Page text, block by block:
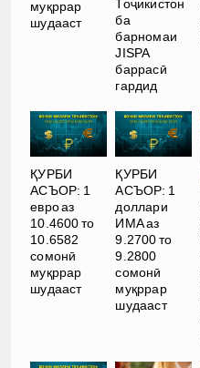
муқррар
шудааст
Тоҷикистон
ба
барномаи
JISPA
баррасӣ
гардид
ҚУРБИ
АСЪОР: 1
евро аз
10.4600 то
10.6582
сомонӣ
муқррар
шудааст
ҚУРБИ
АСЪОР: 1
доллари
ИМА аз
9.2700 то
9.2800
сомонӣ
муқррар
шудааст